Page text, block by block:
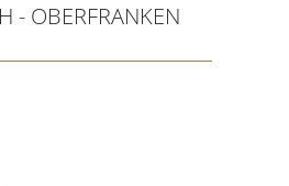
- OBERFRANKEN